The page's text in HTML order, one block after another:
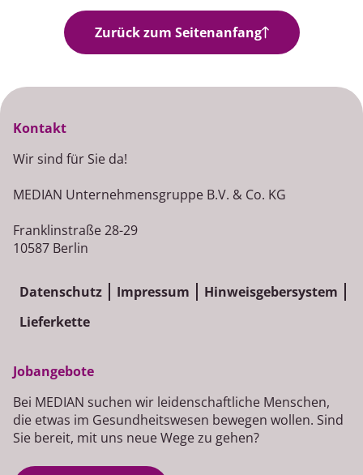
Zurück zum Seitenanfang
Kontakt
Wir sind für Sie da!
MEDIAN Unternehmensgruppe B.V. & Co. KG
Franklinstraße 28-29
10587 Berlin
Datenschutz Impressum
Hinweisgebersystem
Lieferkette
Jobangebote
Bei MEDIAN suchen wir leidenschaftliche Menschen,
die etwas im Gesundheitswesen bewegen wollen. Sind
Sie bereit, mit uns neue Wege zu gehen?